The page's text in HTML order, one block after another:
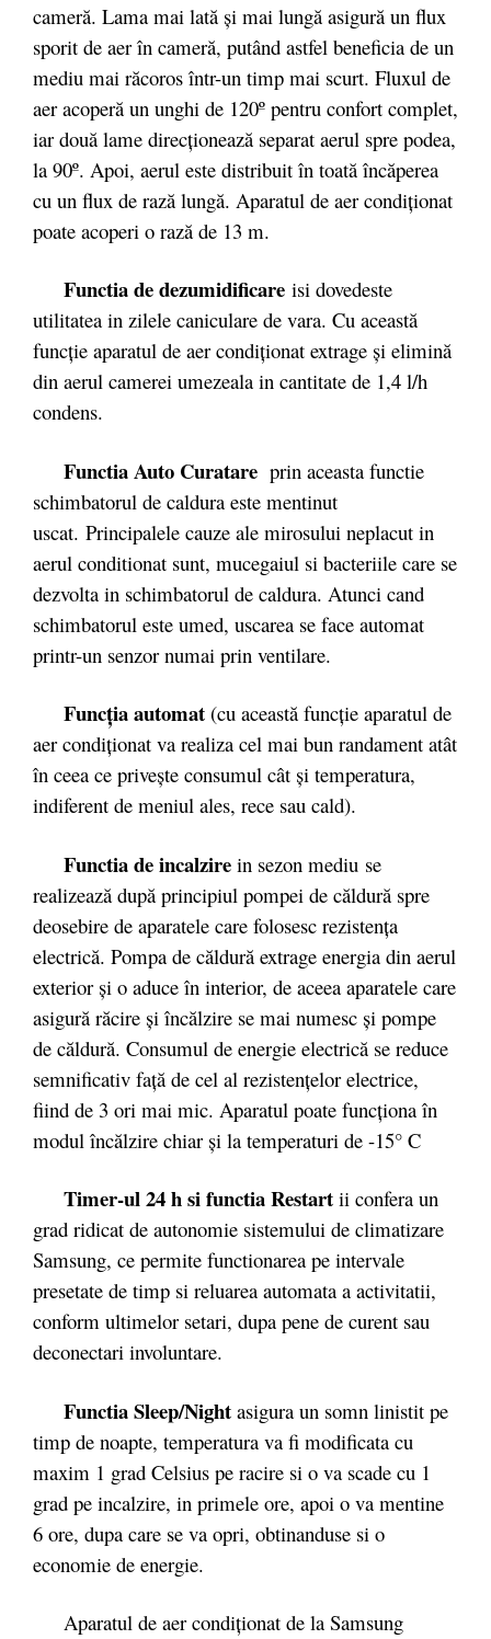
cameră. Lama mai lată şi mai lungă asigură un flux
sporit de aer în cameră, putând astfel beneficia de un
mediu mai răcoros într-un timp mai scurt. Fluxul de
aer acoperă un unghi de 120º pentru confort complet,
iar două lame direcţionează separat aerul spre podea,
la 90º. Apoi, aerul este distribuit în toată încăperea
cu un flux de rază lungă. Aparatul de aer condiţionat
poate acoperi o rază de 13 m.
Functia de dezumidificare isi dovedeste
utilitatea in zilele caniculare de vara. Cu această
funcţie aparatul de aer condiţionat extrage şi elimină
din aerul camerei umezeala in cantitate de 1,4 l/h
condens.
Functia Auto Curatare prin aceasta functie
schimbatorul de caldura este mentinut
uscat. Principalele cauze ale mirosului neplacut in
aerul conditionat sunt, mucegaiul si bacteriile care se
dezvolta in schimbatorul de caldura. Atunci cand
schimbatorul este umed, uscarea se face automat
printr-un senzor numai prin ventilare.
Funcţia automat (cu această funcţie aparatul de
aer condiţionat va realiza cel mai bun randament atât
în ceea ce priveşte consumul cât şi temperatura,
indiferent de meniul ales, rece sau cald).
Functia de incalzire in sezon mediu se
realizează după principiul pompei de căldură spre
deosebire de aparatele care folosesc rezistenţa
electrică. Pompa de căldură extrage energia din aerul
exterior şi o aduce în interior, de aceea aparatele care
asigură răcire şi încălzire se mai numesc şi pompe
de căldură. Consumul de energie electrică se reduce
semnificativ faţă de cel al rezistenţelor electrice,
fiind de 3 ori mai mic. Aparatul poate funcţiona în
modul încălzire chiar şi la temperaturi de -15° C
Timer-ul 24 h si functia Restart ii confera un
grad ridicat de autonomie sistemului de climatizare
Samsung, ce permite functionarea pe intervale
presetate de timp si reluarea automata a activitatii,
conform ultimelor setari, dupa pene de curent sau
deconectari involuntare.
Functia Sleep/Night asigura un somn linistit pe
timp de noapte, temperatura va fi modificata cu
maxim 1 grad Celsius pe racire si o va scade cu 1
grad pe incalzire, in primele ore, apoi o va mentine
6 ore, dupa care se va opri, obtinanduse si o
economie de energie.
Aparatul de aer condiționat de la Samsung